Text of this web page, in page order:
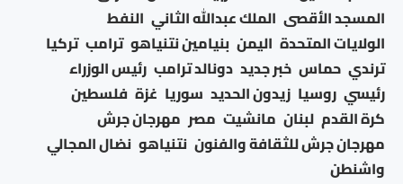
المسجد الأقصى الملك عبدالله الثاني النفط
الولايات المتحدة اليمن بنيامين نتنياهو ترامب تركيا
ترندي حماس خبر جديد دونالد ترامب رئيس الوزراء
رئيسي روسيا زيدون الحديد سوريا غزة فلسطين
كرة القدم لبنان مانشيت مصر مهرجان جرش
مهرجان جرش للثقافة والفنون نتنياهو نضال المجالي
واشنطن